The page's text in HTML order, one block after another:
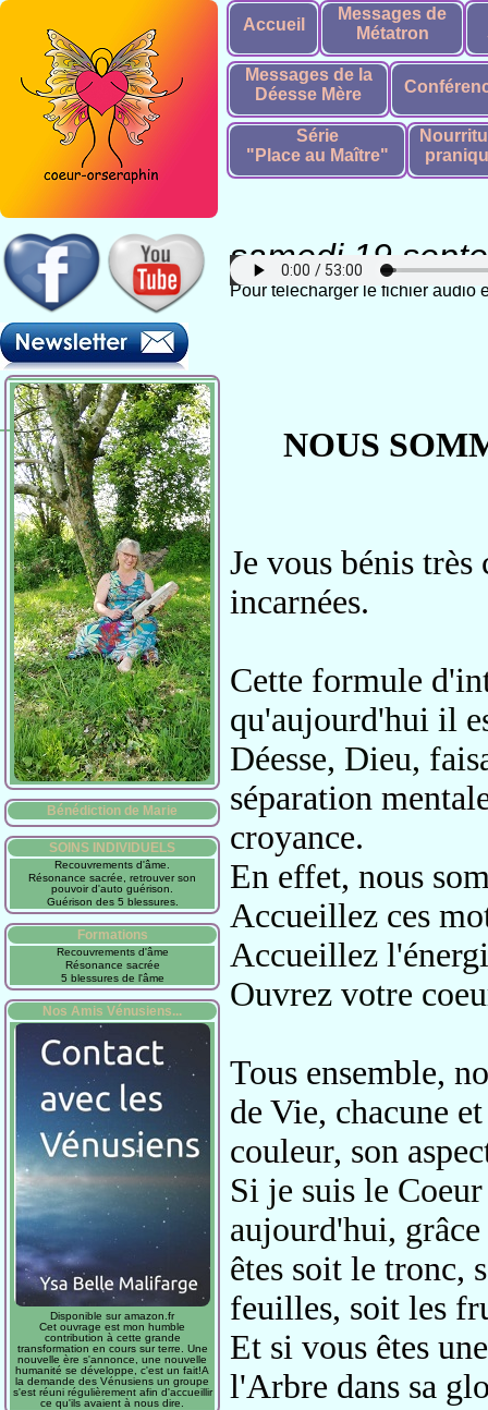
Bénédiction de Marie
SOINS INDIVIDUELS
Recouvrements d'âme.
Résonance sacrée, retrouver son
pouvoir d'auto guérison.
Guérison des 5 blessures.
Formations
Recouvrements d'âme
Résonance sacrée
5 blessures de l'âme
Nos Amis Vénusiens...
Disponible sur amazon.fr
Cet ouvrage est mon humble
contribution à cette grande
transformation en cours sur terre. Une
nouvelle ère s'annonce, une nouvelle
humanité se développe, c'est un fait!A
la demande des Vénusiens un groupe
s'est réuni régulièrement afin d'accueillir
ce qu'ils avaient à nous dire.
Accueil
Messages de
Métatron
Messages de la
Déesse Mère
Série
"Place au Maître"
samedi 19
Pour télécharger le fichier audio
NOUS
Je vous bénis très
incarnées.
Cette formule
qu'aujourd'hui il
Déesse, Dieu,
séparation
croyance.
En effet, nous
Accueillez ces
Accueillez
Ouvrez votre
Tous ensemble,
de Vie, chacune
couleur, son
Si je suis le
aujourd'hui,
êtes soit le tronc,
feuilles, soit les
Et si vous êtes
l'Arbre dans sa